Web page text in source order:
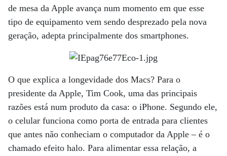
de mesa da Apple avança num momento em que esse
tipo de equipamento vem sendo desprezado pela nova
geração, adepta principalmente dos smartphones.
O que explica a longevidade dos Macs? Para o
presidente da Apple, Tim Cook, uma das principais
razões está num produto da casa: o iPhone. Segundo ele,
o celular funciona como porta de entrada para clientes
que antes não conheciam o computador da Apple – é o
chamado efeito halo. Para alimentar essa relação, a